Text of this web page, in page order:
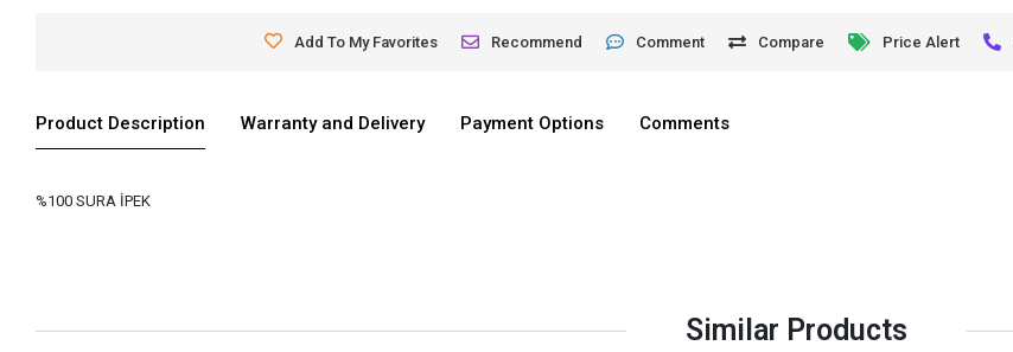
Add To My Favorites Recommend Comment Compare Price Alert
Product Description Warranty and Delivery Payment Options Comments
%100 SURA İPEK
Similar Products